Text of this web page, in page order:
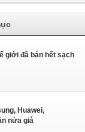
giới đã bán hết sạch
Huawei,
nửa giá